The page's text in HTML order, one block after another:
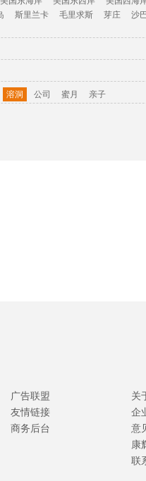
斯里兰卡 毛里求斯 芽庄 沙
溶洞 公司 蜜月 亲子
广告联盟
友情链接
商务后台
关
企
意
康
联